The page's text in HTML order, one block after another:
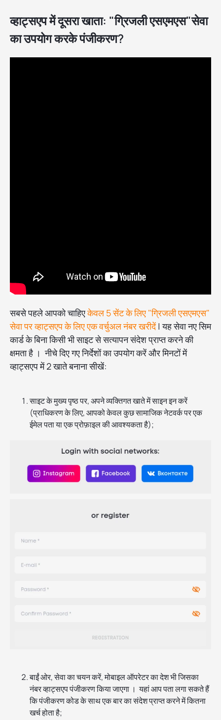
व्हाट्सएप में दूसरा खाता: "ग्रिजली एसएमएस"सेवा
का उपयोग करके पंजीकरण?
सबसे पहले आपको चाहिएकेवल 5 सेंट के लिए "ग्रिजली एसएमएस"
सेवा पर व्हाट्सएप के लिए एक वर्चुअल नंबर खरीदें| यह सेवा नए सिम
कार्ड के बिना किसी भी साइट से सत्यापन संदेश प्राप्त करने की
क्षमता है । नीचे दिए गए निर्देशों का उपयोग करें और मिनटों में
व्हाट्सएप में 2 खाते बनाना सीखें:
साइट के मुख्य पृष्ठ पर, अपने व्यक्तिगत खाते में साइन इन करें
(प्राधिकरण के लिए, आपको केवल कुछ सामाजिक नेटवर्क पर एक
ईमेल पता या एक प्रोफ़ाइल की आवश्यकता है);
बाईं ओर, सेवा का चयन करें, मोबाइल ऑपरेटर का देश भी जिसका
नंबर व्हाट्सएप पंजीकरण किया जाएगा । यहां आप पता लगा सकते हैं
कि पंजीकरण कोड के साथ एक बार का संदेश प्राप्त करने में कितना
खर्च होता है;